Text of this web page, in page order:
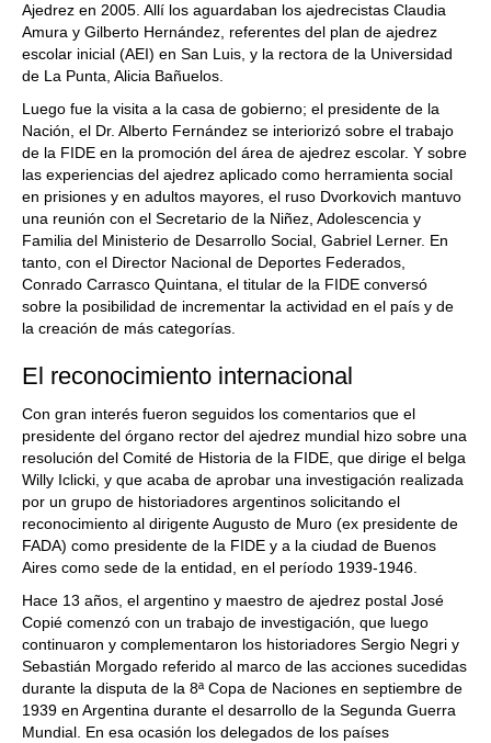
Ajedrez en 2005. Allí los aguardaban los ajedrecistas Claudia
Amura y Gilberto Hernández, referentes del plan de ajedrez
escolar inicial (AEI) en San Luis, y la rectora de la Universidad
de La Punta, Alicia Bañuelos.
Luego fue la visita a la casa de gobierno; el presidente de la
Nación, el Dr. Alberto Fernández se interiorizó sobre el trabajo
de la FIDE en la promoción del área de ajedrez escolar. Y sobre
las experiencias del ajedrez aplicado como herramienta social
en prisiones y en adultos mayores, el ruso Dvorkovich mantuvo
una reunión con el Secretario de la Niñez, Adolescencia y
Familia del Ministerio de Desarrollo Social, Gabriel Lerner. En
tanto, con el Director Nacional de Deportes Federados,
Conrado Carrasco Quintana, el titular de la FIDE conversó
sobre la posibilidad de incrementar la actividad en el país y de
la creación de más categorías.
El reconocimiento internacional
Con gran interés fueron seguidos los comentarios que el
presidente del órgano rector del ajedrez mundial hizo sobre una
resolución del Comité de Historia de la FIDE, que dirige el belga
Willy Iclicki, y que acaba de aprobar una investigación realizada
por un grupo de historiadores argentinos solicitando el
reconocimiento al dirigente Augusto de Muro (ex presidente de
FADA) como presidente de la FIDE y a la ciudad de Buenos
Aires como sede de la entidad, en el período 1939-1946.
Hace 13 años, el argentino y maestro de ajedrez postal José
Copié comenzó con un trabajo de investigación, que luego
continuaron y complementaron los historiadores Sergio Negri y
Sebastián Morgado referido al marco de las acciones sucedidas
durante la disputa de la 8ª Copa de Naciones en septiembre de
1939 en Argentina durante el desarrollo de la Segunda Guerra
Mundial. En esa ocasión los delegados de los países